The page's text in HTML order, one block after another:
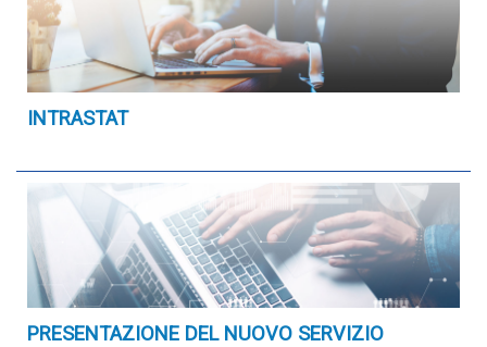
INTRASTAT
PRESENTAZIONE DEL NUOVO SERVIZIO